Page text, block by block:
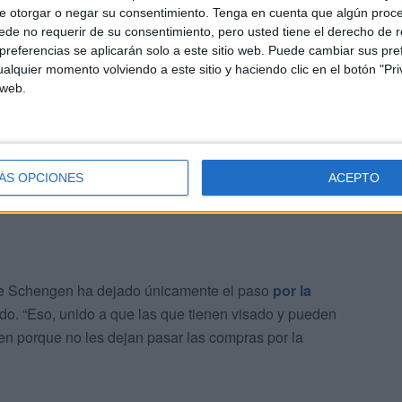
otorgar o negar su consentimiento. Tenga en cuenta que algún
no requerir de su consentimiento, pero usted tiene el derecho de
se aplicarán solo a este sitio web. Puede cambiar sus
momento volviendo a este sitio y haciendo clic en el botón
OPCIONES ACEPTO
de Tetuán
de los ochenta mil habitantes que tiene Ceuta
Sin embargo, a partir de esa fecha esos estudios
“porque ya esas quinientas mil
ha dejado únicamente el paso por la
“Eso, unido a que las que tienen visado y pueden
porque no les dejan pasar las compras por la